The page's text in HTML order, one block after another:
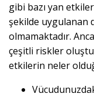
gibi bazı yan
şekilde uygulanan
olmamaktadır.
çeşitli riskler
etkilerin neler